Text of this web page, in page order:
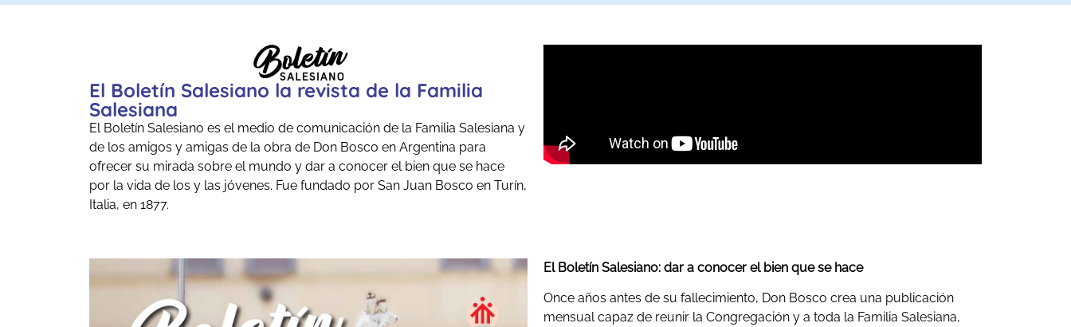
El Boletín Salesiano la revista de la Familia
Salesiana
El Boletín Salesiano es el medio de comunicación de la Familia Salesiana y
de los amigos y amigas de la obra de Don Bosco en Argentina para
ofrecer su mirada sobre el mundo y dar a conocer el bien que se hace
por la vida de los y las jóvenes. Fue fundado por San Juan Bosco en Turín,
Italia, en 1877.
El Boletín Salesiano: dar a conocer el bien que se hace
Once años antes de su fallecimiento, Don Bosco crea una publicación
mensual capaz de reunir la Congregación y a toda la Familia Salesiana,